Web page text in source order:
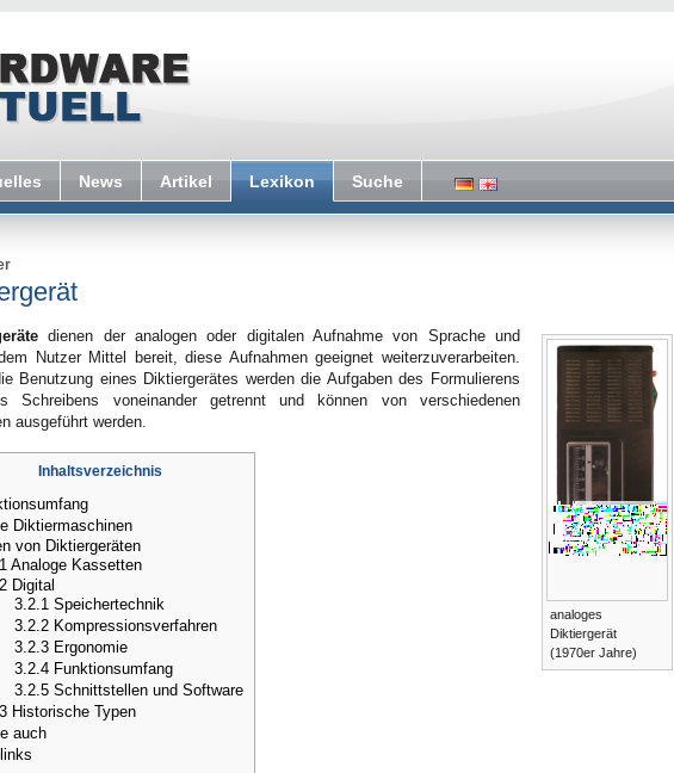
News Artikel Lexikon Suche
analoges
Diktiergerät
(1970er Jahre)
dienen der analogen oder digitalen Aufnahme von Sprache und
Nutzer Mittel bereit, diese Aufnahmen geeignet weiterzuverarbeiten.
Benutzung eines Diktiergerätes werden die Aufgaben des Formulierens
Schreibens voneinander getrennt und können von verschiedenen
ausgeführt werden.
Inhaltsverzeichnis
Diktiermaschinen
von Diktiergeräten
Analoge Kassetten
Digital
3.2.1 Speichertechnik
3.2.2 Kompressionsverfahren
3.2.3 Ergonomie
3.2.4 Funktionsumfang
3.2.5 Schnittstellen und Software
Historische Typen
auch